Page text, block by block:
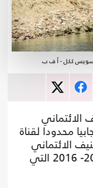
السويس ككل - أ ف ب
الائتماني
محدودا لقناة
الائتماني
لمصر في السنة المالية 2015- 2016 التي